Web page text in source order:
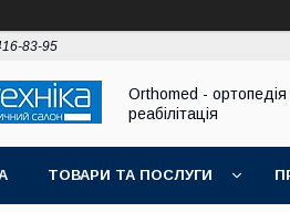
83-95
Orthomed - ортопедія
реабілітація
ТОВАРИ ТА ПОСЛУГИ